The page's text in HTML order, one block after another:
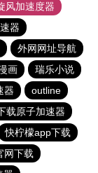
风加速度器
器
外网网址导航
画
瑞乐小说
器
outline
载原子加速器
快柠檬app下载
网下载